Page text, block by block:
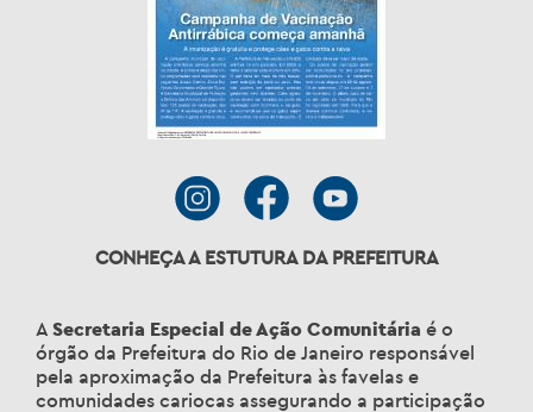
CONHEÇA A ESTUTURA DA PREFEITURA
A Secretaria Especial de Ação Comunitária é o
órgão da Prefeitura do Rio de Janeiro responsável
pela aproximação da Prefeitura às favelas e
comunidades cariocas assegurando a participação